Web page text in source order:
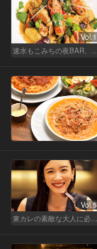
速水もこみちの夜BAR、夜メシ、夜レシピ
東カレの素敵な大人に必要なこと